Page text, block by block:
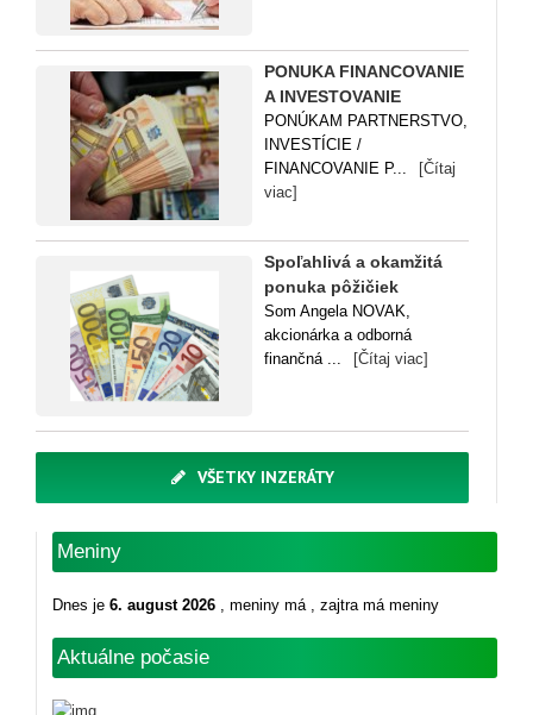
PONUKA FINANCOVANIE
A INVESTOVANIE
PONÚKAM PARTNERSTVO,
INVESTÍCIE /
FINANCOVANIE P...
[Čítaj
viac]
Spoľahlivá a okamžitá
ponuka pôžičiek
Som Angela NOVAK,
akcionárka a odborná
finančná ...
[Čítaj viac]
VŠETKY INZERÁTY
Meniny
Dnes je 6. august 2026 , meniny má , zajtra má meniny
Aktuálne počasie